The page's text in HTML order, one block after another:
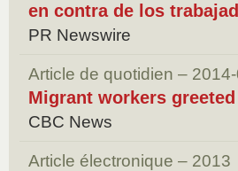
en contra de los
PR Newswire
Article de quotidien –
Migrant workers
CBC News
Article électronique – 2013